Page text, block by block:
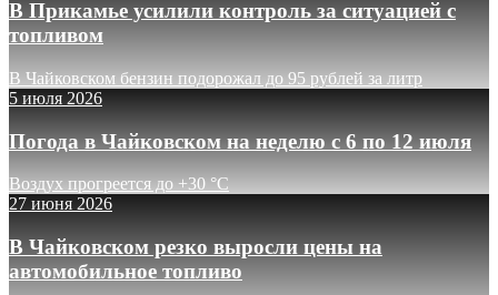
В Прикамье усилили контроль за ситуацией с
топливом
В Чайковском бензин подорожал до 95 рублей за литр
5 июля 2026
Погода в Чайковском на неделю с 6 по 12 июля
Воздух прогреется до +30 °C
27 июня 2026
В Чайковском резко выросли цены на
автомобильное топливо